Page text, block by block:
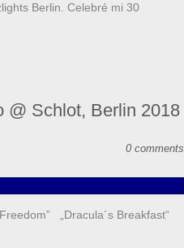
Berlin. Celebré mi 30
@ Schlot, Berlin 2018
0 comments
„Dracula´s Breakfast“